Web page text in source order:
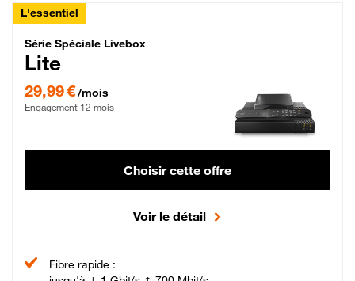
L'essentiel
Série Spéciale Livebox Lite Fibre
Série Spéciale Livebox
Lite
29,99 €/mois
Engagement 12 mois
Choisir cette offre
Voir le détail
Fibre rapide :